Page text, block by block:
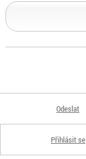
Odeslat
Přihlásit se